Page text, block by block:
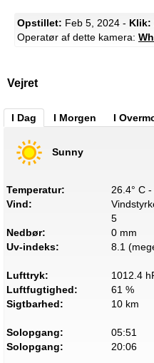
Opstillet: Feb 5, 2024 - Klik:
Operatør af dette kamera:
Vejret
I Dag I Morgen I
Sunny
Temperatur:
26.4° C
Vind:
5
Nedbør:
0 mm
Uv-indeks:
8.1
Lufttryk:
1012.4
Luftfugtighed:
61 %
Sigtbarhed:
10 km
Solopgang:
05:51
Solopgang:
20:06